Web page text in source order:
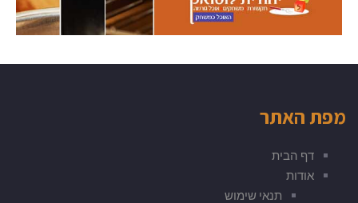
מפת האתר
דף הבית
אודות
תנאי שימוש